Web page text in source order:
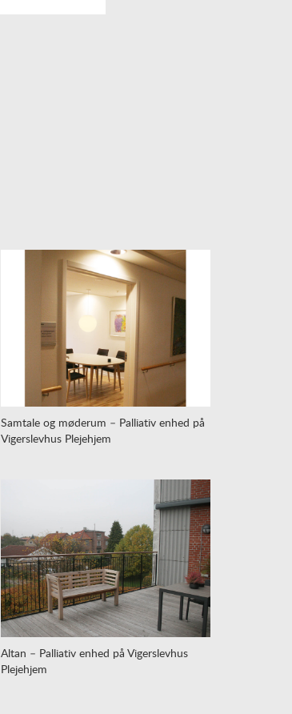
Samtale og møderum – Palliativ enhed på
Vigerslevhus Plejehjem
Altan – Palliativ enhed på Vigerslevhus
Plejehjem